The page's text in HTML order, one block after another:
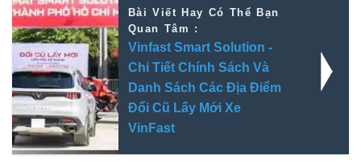
Bài Viết Hay Có Thể Bạn
Quan Tâm :
Vinfast Smart Solution -
Chi Tiết Chính Sách Và
Danh Sách Các Địa Điểm
Đổi Cũ Lấy Mới Xe
VinFast